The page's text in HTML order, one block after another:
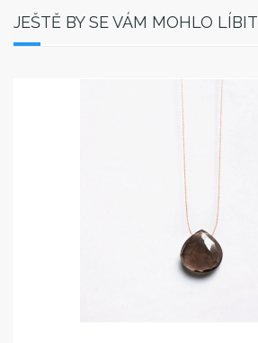
JEŠTĚ BY SE VÁM MOHLO LÍBIT